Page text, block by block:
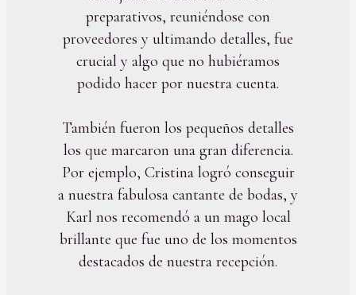
preparativos, reuniéndose con
proveedores y ultimando detalles, fue
crucial y algo que no hubiéramos
podido hacer por nuestra cuenta.
También fueron los pequeños detalles
los que marcaron una gran diferencia.
Por ejemplo, Cristina logró conseguir
a nuestra fabulosa cantante de bodas, y
Karl nos recomendó a un mago local
brillante que fue uno de los momentos
destacados de nuestra recepción.